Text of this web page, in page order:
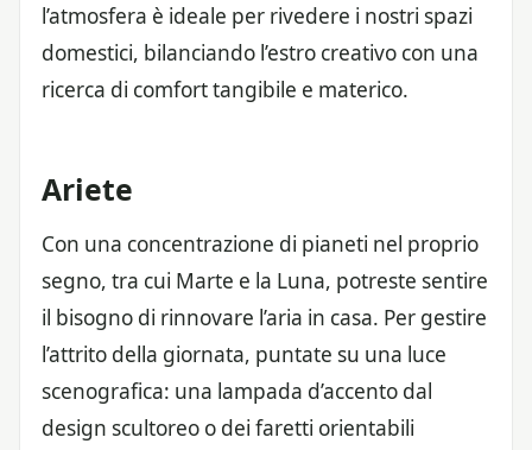
l’atmosfera è ideale per rivedere i nostri spazi
domestici, bilanciando l’estro creativo con una
ricerca di comfort tangibile e materico.
Ariete
Con una concentrazione di pianeti nel proprio
segno, tra cui Marte e la Luna, potreste sentire
il bisogno di rinnovare l’aria in casa. Per gestire
l’attrito della giornata, puntate su una luce
scenografica: una lampada d’accento dal
design scultoreo o dei faretti orientabili